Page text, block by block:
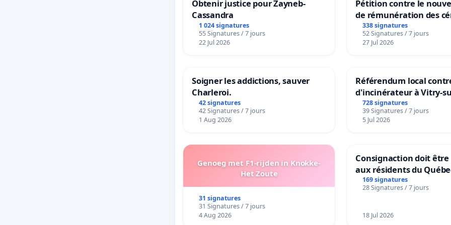
• Extension de la convention collective de travail pour la formation
permanente, avec l'ajout d'une clause pour la délivrance de
certificats
• Mettre à jour la convention collective de travail MC/Ecochèque :
permettre la conversion de l'écochèque en MC/repas + règlement
pour les start-up
• Mise à jour du permis de conduire convention collective
• Convention Collective de Travail pour la mise en place d'équipes
de week-end (travail les dimanches et jours fériés - 2x12h + FD =
analogie avec la convention collective du travail de nuit, avec
attribution de salaire horaire majoré sur la base du volontariat et
Obtenir justice pour Zayneb-
Cassandra
1 024 signatures
55 Signatures / 7 jours
22 Jul 2026
Pétition contre le
de rémunération des
panifiables de Swiss
sur la teneur en
338 signatures
52 Signatures / 7 jours
27 Jul 2026
Soigner les addictions, sauver
Charleroi.
42 signatures
42 Signatures / 7 jours
1 Aug 2026
Référendum local
d'incinérateur à Vitry-
728 signatures
39 Signatures / 7 jours
5 Jul 2026
Genoeg met F1-rijden in Knokke-
Het Zoute
31 signatures
31 Signatures / 7 jours
4 Aug 2026
Consignaction doit être
aux résidents du
169 signatures
28 Signatures / 7 jours
18 Jul 2026